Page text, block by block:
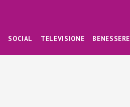
SOCIAL TELEVISIONE BENESSERE